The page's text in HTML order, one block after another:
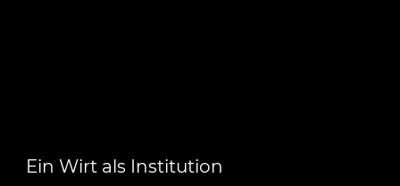
Ein Wirt als Institution